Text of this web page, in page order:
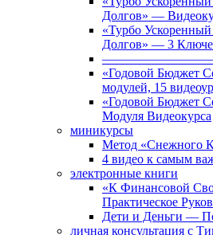
Долгов» —
«Турбо
Долгов» — 3
«Годовой Бюджет
модулей, 15
«Годовой Бюджет
Модуля Видеокурса
миникурсы
Метод «Снежного
4 видео к самым
электронные книги
«К Финансовой
Практическое
Дети и Деньги —
личная консультация с